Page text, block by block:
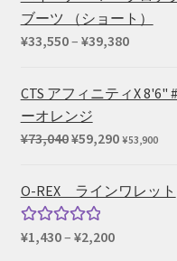
¥715
–
ブーツ （ショート）
¥33,550– ¥39,380価
帯:
CTS アフィニティX 8'6"
ーオレンジ
¥73,040元
価
格
¥73,040
¥59,290現
の
¥53,900
O-REX ラインワレット
5段階中
¥1,430– ¥2,200価